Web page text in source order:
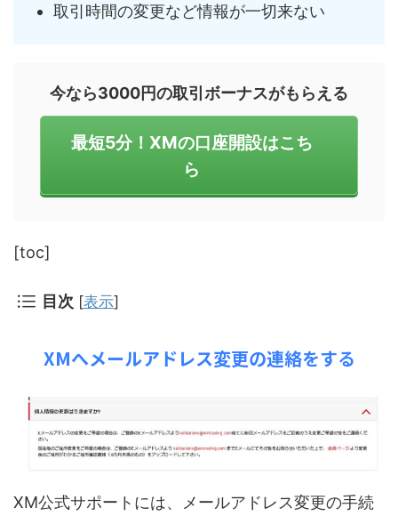
取引時間の変更など情報が一切来ない
今なら3000円の取引ボーナスがもらえる
最短5分！XMの口座開設はこち
ら
[toc]
目次 [表示]
XMへメールアドレス変更の連絡をする
XM公式サポートには、メールアドレス変更の手続